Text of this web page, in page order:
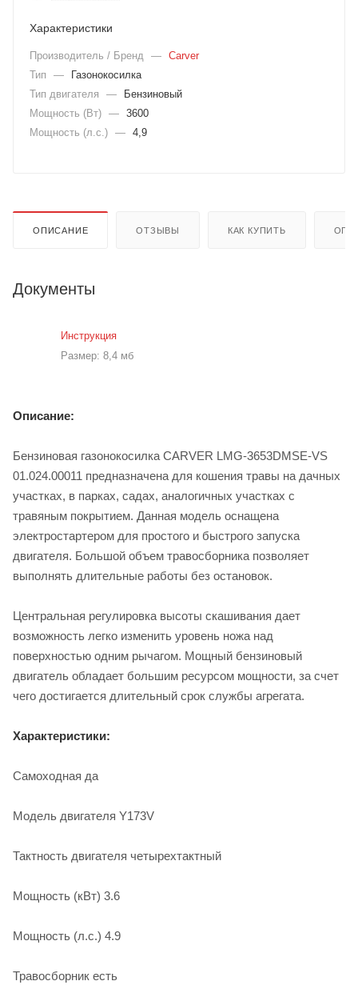
Характеристики
Производитель / Бренд — Carver
Тип
—
Газонокосилка
Тип двигателя
—
Бензиновый
Мощность (Вт) — 3600
Мощность (л.с.) — 4,9
ОПИСАНИЕ ОТЗЫВЫ КАК КУПИТЬ
Документы
Инструкция
Размер: 8,4 мб
Описание:
Бензиновая газонокосилка CARVER LMG-3653DMSE-VS
01.024.00011 предназначена для кошения травы на дачных
участках, в парках, садах, аналогичных участках с
травяным покрытием. Данная модель оснащена
электростартером для простого и быстрого запуска
двигателя. Большой объем травосборника позволяет
выполнять длительные работы без остановок.
Центральная регулировка высоты скашивания дает
возможность легко изменить уровень ножа над
поверхностью одним рычагом. Мощный бензиновый
двигатель обладает большим ресурсом мощности, за счет
чего достигается длительный срок службы агрегата.
Характеристики:
Самоходная да
Модель двигателя Y173V
Тактность двигателя четырехтактный
Мощность (кВт) 3.6
Мощность (л.с.) 4.9
Травосборник есть